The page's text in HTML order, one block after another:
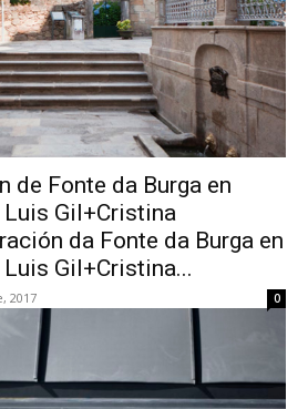
de Fonte da Burga en
Luis Gil+Cristina
da Fonte da Burga en
Gil+Cristina...
2017 0